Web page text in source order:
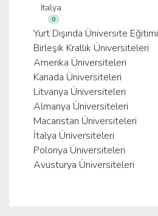
İtalya
0
Yurt Dışında Üniversite Eğitimi
Birleşik Krallık Üniversiteleri
Amerika Üniversiteleri
Kanada Üniversiteleri
Litvanya Üniversiteleri
Almanya Üniversiteleri
Macaristan Üniversiteleri
İtalya Üniversiteleri
Polonya Üniversiteleri
Avusturya Üniversiteleri